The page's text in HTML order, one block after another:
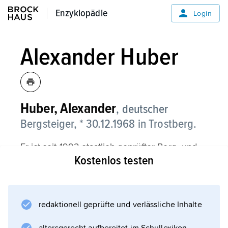
Enzyklopädie
Enzyklopädie Login
Alexander Huber
Huber,Alexander, deutscher
Bergsteiger, * 30.12.1968 in Trostberg.
Er ist seit 1992 staatlich geprüfter Berg- und
Skiführer, seit 1997 Diplom-Physiker. Huber
waghalsige Free-Solo-Climbing-Alleingänge,
Kostenlos testen
redaktionell geprüfte und verlässliche Inhalte